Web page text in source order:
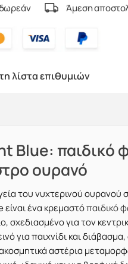
Άμεση
λίστα επιθυμιών
Blue: παιδικό
ουρανό
του νυχτερινού ουρανού
ένα κρεμαστόπαιδικό
σχεδιασμένο για τον
για παιχνίδι και
αστέρια